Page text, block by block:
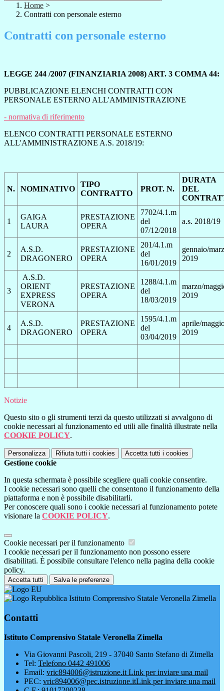
Home >
Contratti con personale esterno
Contratti con personale esterno
LEGGE 244 /2007 (FINANZIARIA 2008) ART. 3 COMMA 44:
PUBBLICAZIONE ELENCHI CONTRATTI CON
PERSONALE ESTERNO ALL'AMMINISTRAZIONE
- normativa di riferimento
ELENCO CONTRATTI PERSONALE ESTERNO
ALL'AMMINISTRAZIONE A.S. 2018/19:
N. NOMINATIVO
TIPO
CONTRATTO
PROT. N.
DURATA
DEL
1
GAIGA
LAURA
PRESTAZIONE
OPERA
7702/4.1.m
del
07/12/2018
a.s. 2018/19
2
A.S.D.
DRAGONERO
PRESTAZIONE
OPERA
201/4.1.m
del
16/01/2019
gennaio/
2019
3
A.S.D.
ORIENT
EXPRESS
VERONA
PRESTAZIONE
OPERA
1288/4.1.m
del
18/03/2019
marzo/
2019
4
A.S.D.
DRAGONERO
PRESTAZIONE
OPERA
1595/4.1.m
del
03/04/2019
aprile/
2019
Notizie
Questo sito o gli strumenti terzi da questo utilizzati si avvalgono di
cookie necessari al funzionamento ed utili alle finalità illustrate nella
COOKIE POLICY.
Personalizza Rifiuta tutti i cookies Accetta tutti i cookies
Gestione cookie
In questa schermata è possibile scegliere quali cookie consentire.
I cookie necessari sono quelli che consentono il funzionamento della
piattaforma e non è possibile disabilitarli.
Per conoscere quali sono i cookie necessari al funzionamento potete
visionare la COOKIE POLICY.
Cookie necessari per il funzionamento
I cookie necessari per il funzionamento non possono essere
disabilitati. È possibile consultare l'elenco nella pagina della cookie
policy.
Accetta tutti Salva le preferenze
Istituto Comprensivo Statale Veronella Zimella
Contatti
Istituto Comprensivo Statale Veronella Zimella
Via Giovanni Pascoli, 219 - 37040 Santo Stefano di Zimella
Tel: Telefono 0442 491006
Email: vric894006@istruzione.it Link per inviare una mail
PEC: vric894006@pec.istruzione.itLink per inviare una mail